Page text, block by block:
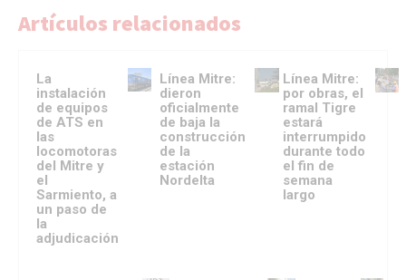
Artículos relacionados
La
instalación
de equipos
de ATS en
las
locomotoras
del Mitre y
el
Sarmiento, a
un paso de
la
adjudicación
Línea Mitre:
dieron
oficialmente
de baja la
construcción
de la
estación
Nordelta
Línea Mitre:
por obras, el
ramal Tigre
estará
interrumpido
durante todo
el fin de
semana
largo